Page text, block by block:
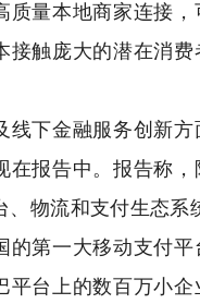
质量本地商家连接
接触庞大的潜在消
下金融服务创新方
在报告中。报告称
、物流和支付生态系
的第一大移动支付
平台上的数百万小企